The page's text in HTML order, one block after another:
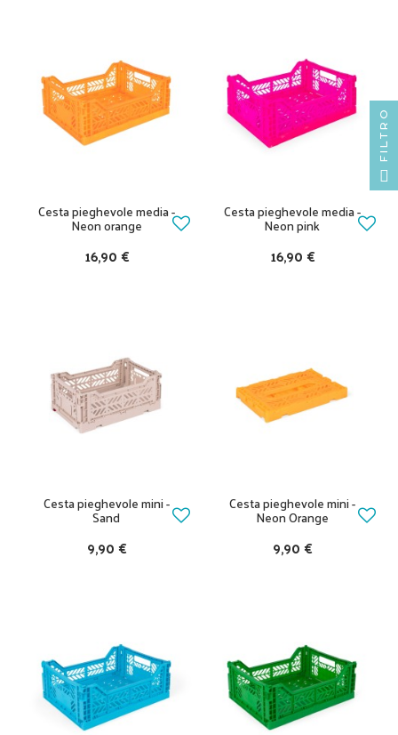
Cesta pieghevole media -
Neon orange
16,90 €
Cesta pieghevole media -
Neon pink
16,90 €
Cesta pieghevole mini -
Sand
9,90 €
Cesta pieghevole mini -
Neon Orange
9,90 €
FILTRO